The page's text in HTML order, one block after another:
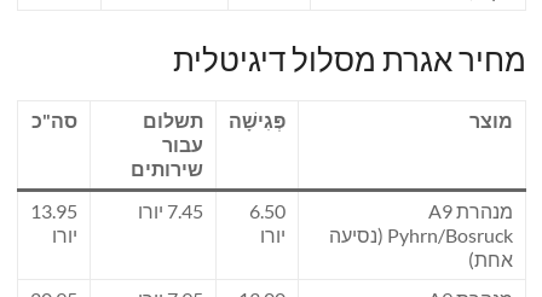
מחיר אגרת מסלול דיגיטלית
מוצר פְּגִישָׁה
תשלום
עבור
שירותים
סה"כ
מנהרת A9
Pyhrn/Bosruck (נסיעה
אחת)
6.50
יורו
7.45 יורו
13.95
יורו